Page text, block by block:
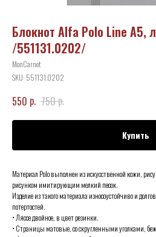
Блокнот Alfa Polo Line А5,
/551131.0202/
MonCarnet
SKU: 551131.0202
550 р. 750р.
Купить
Материал Polo выполнен из искусственной кожи,
рисунком имитирующим мелкий песок.
Изделие из такого материала износоустойчиво и
потертостей.
• Ляссе двойное, в цвет резинки.
• Страницы матовые, со скругленными уголками,